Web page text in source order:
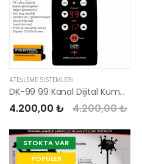
ATEŞLEME SISTEMLERI
DK-99 99 Kanal Dijital Kumanda
4.200,00 ₺ 4.200,00 ₺
STOKTA VAR
POPÜLER